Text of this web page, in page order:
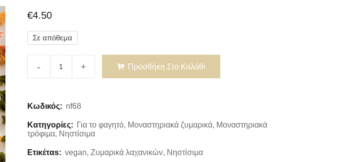
€4.50
Σε απόθεμα
Προσθήκη Στο Καλάθι
Κωδικός: nf68
Κατηγορίες: Για το φαγητό, Μοναστηριακά ζυμαρικά, Μοναστηριακά
τρόφιμα, Νηστίσιμα
Ετικέταs: vegan, Ζυμαρικά λαχανικών, Νηστίσιμα